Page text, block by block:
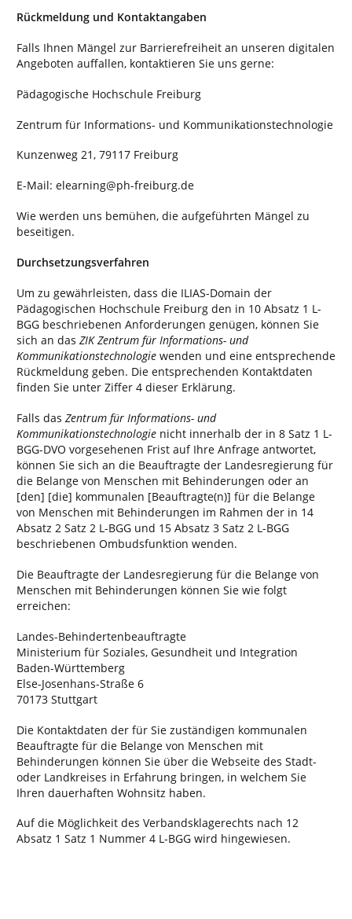
Rückmeldung und Kontaktangaben
Falls Ihnen Mängel zur Barrierefreiheit an unseren digitalen
Angeboten auffallen, kontaktieren Sie uns gerne:
Pädagogische Hochschule Freiburg
Zentrum für Informations- und Kommunikationstechnologie
Kunzenweg 21, 79117 Freiburg
E-Mail: elearning@ph-freiburg.de
Wie werden uns bemühen, die aufgeführten Mängel zu
beseitigen.
Durchsetzungsverfahren
Um zu gewährleisten, dass die ILIAS-Domain der
Pädagogischen Hochschule Freiburg den in 10 Absatz 1 L-
BGG beschriebenen Anforderungen genügen, können Sie
sich an das ZIK Zentrum für Informations- und
Kommunikationstechnologie wenden und eine entsprechende
Rückmeldung geben. Die entsprechenden Kontaktdaten
finden Sie unter Ziffer 4 dieser Erklärung.
Falls das Zentrum für Informations- und
Kommunikationstechnologie nicht innerhalb der in 8 Satz 1 L-
BGG-DVO vorgesehenen Frist auf Ihre Anfrage antwortet,
können Sie sich an die Beauftragte der Landesregierung für
die Belange von Menschen mit Behinderungen oder an
[den] [die] kommunalen [Beauftragte(n)] für die Belange
von Menschen mit Behinderungen im Rahmen der in 14
Absatz 2 Satz 2 L-BGG und 15 Absatz 3 Satz 2 L-BGG
beschriebenen Ombudsfunktion wenden.
Die Beauftragte der Landesregierung für die Belange von
Menschen mit Behinderungen können Sie wie folgt
erreichen:
Landes-Behindertenbeauftragte
Ministerium für Soziales, Gesundheit und Integration
Baden-Württemberg
Else-Josenhans-Straße 6
70173 Stuttgart
Die Kontaktdaten der für Sie zuständigen kommunalen
Beauftragte für die Belange von Menschen mit
Behinderungen können Sie über die Webseite des Stadt-
oder Landkreises in Erfahrung bringen, in welchem Sie
Ihren dauerhaften Wohnsitz haben.
Auf die Möglichkeit des Verbandsklagerechts nach 12
Absatz 1 Satz 1 Nummer 4 L-BGG wird hingewiesen.